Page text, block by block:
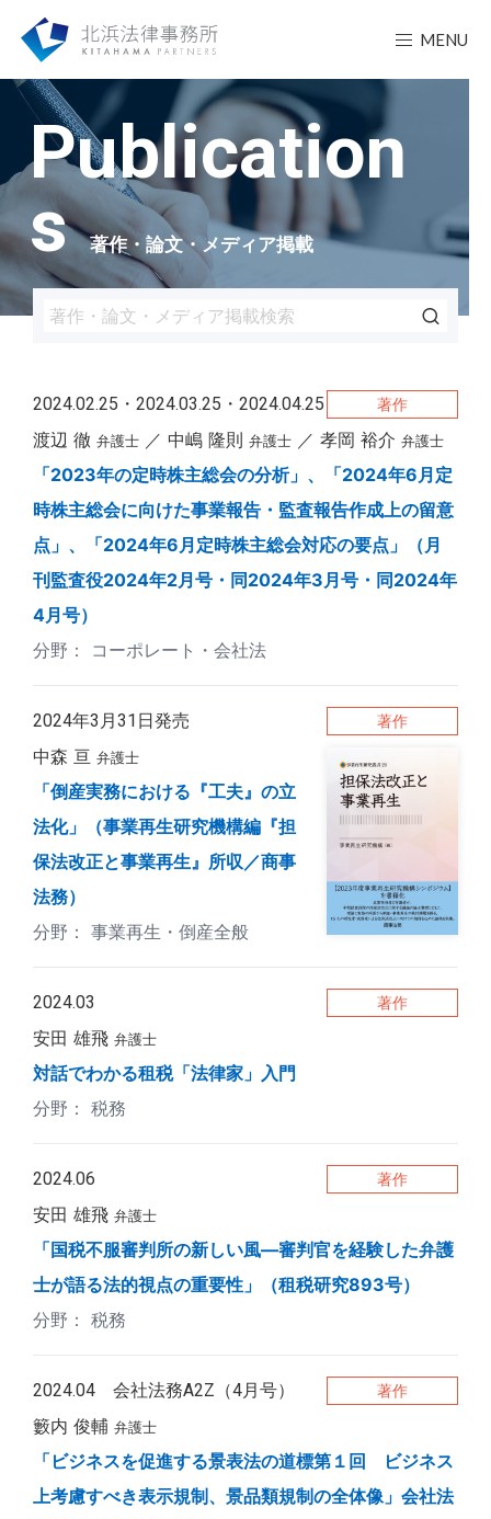
MENU
Publication
s
著作・論文・メディア掲載
2024.02.25・2024.03.25・2024.04.25 著作
渡辺 徹 弁護士 中嶋 隆則 弁護士 孝岡 裕介 弁護士
「2023年の定時株主総会の分析」、「2024年6月定
時株主総会に向けた事業報告・監査報告作成上の留意
点」、「2024年6月定時株主総会対応の要点」（月
刊監査役2024年2月号・同2024年3月号・同2024年
4月号）
コーポレート・会社法
2024年3月31日発売 著作
中森 亘 弁護士
「倒産実務における『工夫』の立
法化」（事業再生研究機構編『担
保法改正と事業再生』所収／商事
法務）
事業再生・倒産全般
2024.03 著作
安田 雄飛 弁護士
対話でわかる租税「法律家」入門
税務
2024.06 著作
安田 雄飛 弁護士
「国税不服審判所の新しい風―審判官を経験した弁護
士が語る法的視点の重要性」（租税研究893号）
税務
2024.04 会社法務A2Z（4月号） 著作
籔内 俊輔 弁護士
「ビジネスを促進する景表法の道標第１回 ビジネス
上考慮すべき表示規制、景品類規制の全体像」会社法